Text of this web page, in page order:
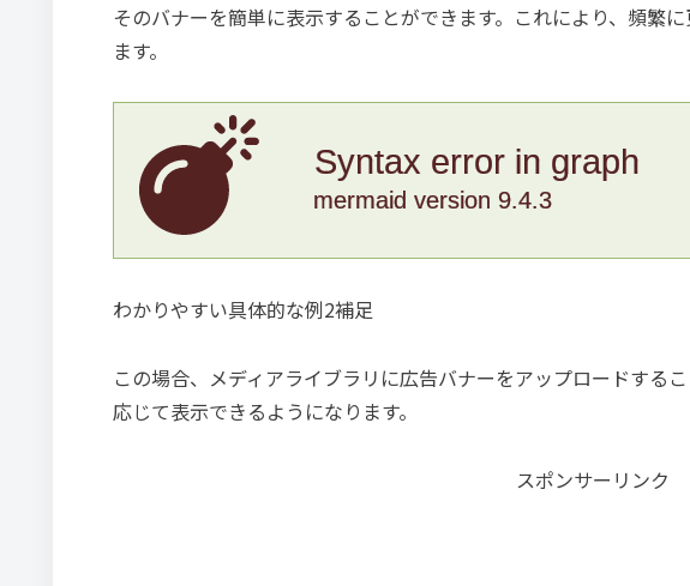
そのバナーを簡単に表示することができます。これにより、頻繁
ます。
Syntax error in graph
mermaid version 9.4.3
わかりやすい具体的な例2補足
この場合、メディアライブラリに広告バナーをアップロードする
応じて表示できるようになります。
スポンサーリンク